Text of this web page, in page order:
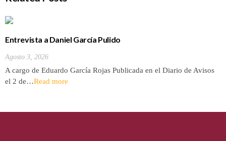
Entrevista a Daniel García Pulido
Agosto 3, 2026
A cargo de Eduardo García Rojas Publicada en el Diario de Avisos
el 2 de…Read more